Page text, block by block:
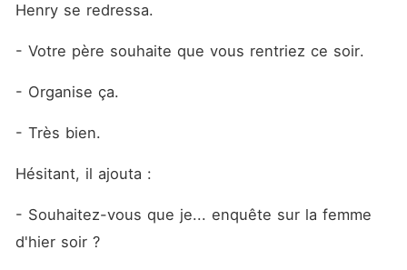
Henry se redressa.
- Votre père souhaite que vous rentriez ce soir.
- Organise ça.
- Très bien.
Hésitant, il ajouta :
- Souhaitez-vous que je... enquête sur la femme
d'hier soir ?